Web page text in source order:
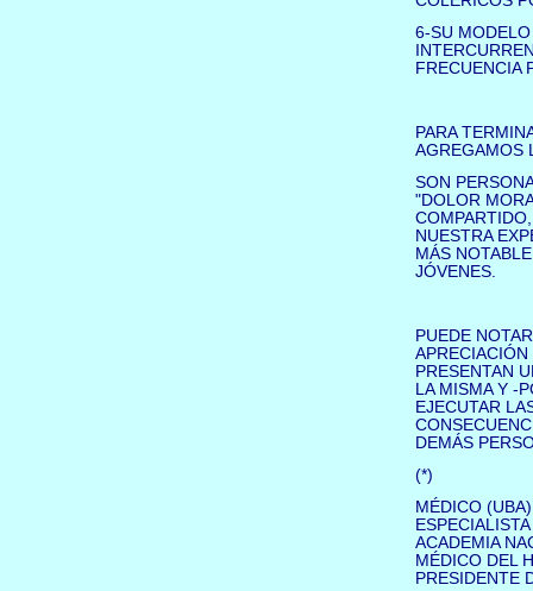
6-SU
FRECUENCIA
PARA
AGREGAMOS
SON
"DOLOR
NUESTRA
MÁS
JÓVENES.
PUEDE
PRESENTAN
LA MISMA Y -
EJECUTAR
DEMÁS
(*)
MÉDICO
ACADEMIA
MÉDICO DEL
PRESIDENTE